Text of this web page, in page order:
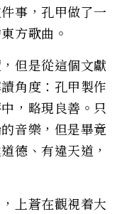
事，孔甲做了一
方歌曲。
但是從這個文獻
角度：孔甲製作
，略現良善。只
音樂，但是畢竟
德、有違天道，
上蒼在觀視着大